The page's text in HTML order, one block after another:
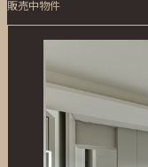
販売中物件